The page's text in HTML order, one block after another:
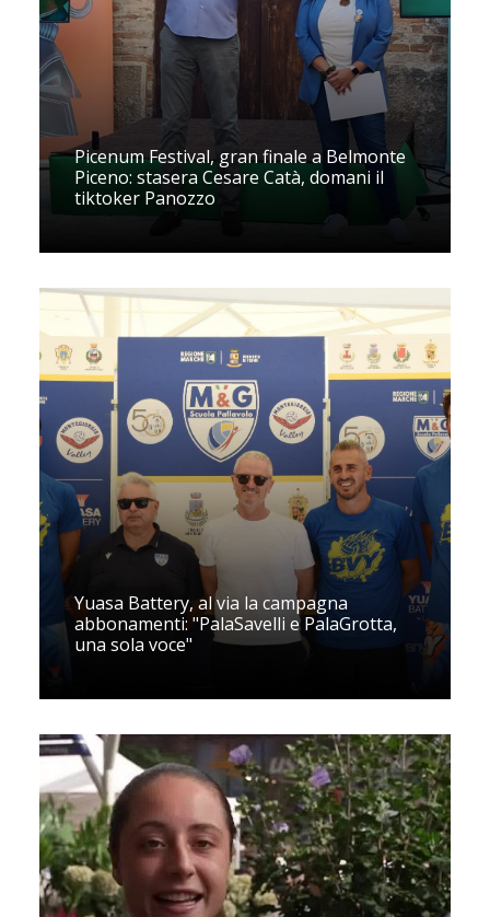
Picenum Festival, gran finale a Belmonte
Piceno: stasera Cesare Catà, domani il
tiktoker Panozzo
Yuasa Battery, al via la campagna
abbonamenti: "PalaSavelli e PalaGrotta,
una sola voce"